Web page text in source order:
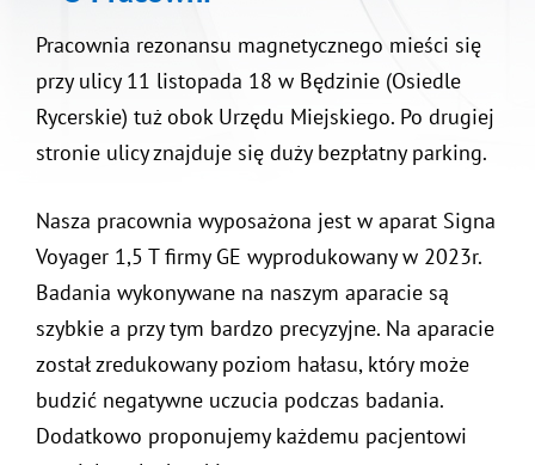
Pracownia rezonansu magnetycznego mieści się
przy ulicy 11 listopada 18 w Będzinie (Osiedle
Rycerskie) tuż obok Urzędu Miejskiego. Po drugiej
stronie ulicy znajduje się duży bezpłatny parking.
Nasza pracownia wyposażona jest w aparat Signa
Voyager 1,5 T firmy GE wyprodukowany w 2023r.
Badania wykonywane na naszym aparacie są
szybkie a przy tym bardzo precyzyjne. Na aparacie
został zredukowany poziom hałasu, który może
budzić negatywne uczucia podczas badania.
Dodatkowo proponujemy każdemu pacjentowi